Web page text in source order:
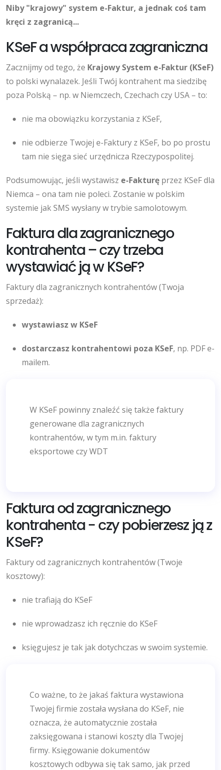
Niby "krajowy" system e-Faktur, a jednak coś tam
kręci z zagranicą...
KSeF a współpraca zagraniczna
Zacznijmy od tego, że Krajowy System e-Faktur (KSeF)
to polski wynalazek. Jeśli Twój kontrahent ma siedzibę
poza Polską – np. w Niemczech, Czechach czy USA – to:
nie ma obowiązku korzystania z KSeF,
nie odbierze Twojej e-Faktury z KSeF, bo po prostu
tam nie sięga sieć urzędnicza Rzeczypospolitej.
Podsumowując, jeśli wystawisz e-Fakturę przez KSeF dla
Niemca – ona tam nie poleci. Zostanie w polskim
systemie jak SMS wysłany w trybie samolotowym.
Faktura dla zagranicznego
kontrahenta – czy trzeba
wystawiać ją w KSeF?
Faktury dla zagranicznych kontrahentów (Twoja
sprzedaż):
wystawiasz w KSeF
dostarczasz kontrahentowi poza KSeF, np. PDF e-
mailem.
W KSeF powinny znaleźć się także faktury
generowane dla zagranicznych
kontrahentów, w tym m.in. faktury
eksportowe czy WDT
Faktura od zagranicznego
kontrahenta - czy pobierzesz ją z
KSeF?
Faktury od zagranicznych kontrahentów (Twoje
kosztowy):
nie trafiają do KSeF
nie wprowadzasz ich ręcznie do KSeF
księgujesz je tak jak dotychczas w swoim systemie.
Co ważne, to że jakaś faktura wystawiona
Twojej firmie została wysłana do KSeF, nie
oznacza, że automatycznie została
zaksięgowana i stanowi koszty dla Twojej
firmy. Księgowanie dokumentów
kosztowych odbywa się tak samo, jak przed